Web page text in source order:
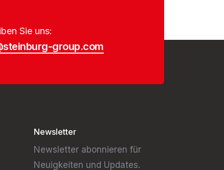
Sie uns:
group.com
Newsletter
Newsletter abonnieren für
Neuigkeiten und Updates.